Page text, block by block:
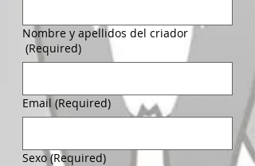
Nombre y apellidos del criador
(Required)
Email (Required)
Sexo (Required)